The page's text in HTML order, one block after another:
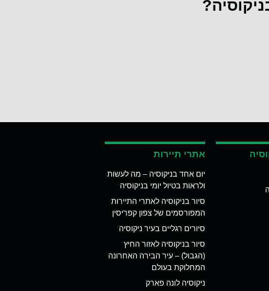
אתרי תיירות
יום אחד בניקוסיה – מה לעשות
ולראות בטיול יומי בניקוסיה
סיור בניקוסיה לאתרי התיירות
המפורסמים של צפון קפריסין
סיורים רגליים בעיר ניקוסיה
סיור בניקוסיה לאזור החיץ
(הגבול) – עיר הבירה האחרונה
המחלוקת בעולם
ניקוסיה לונה פארק